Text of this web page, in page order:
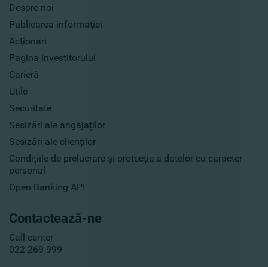
Despre noi
Publicarea informaţiei
Acţionari
Pagina investitorului
Carieră
Utile
Securitate
Sesizări ale angajaților
Sesizări ale clienților
Condițiile de prelucrare și protecție a datelor cu caracter
personal
Open Banking API
Contactează-ne
Call center
022 269 999